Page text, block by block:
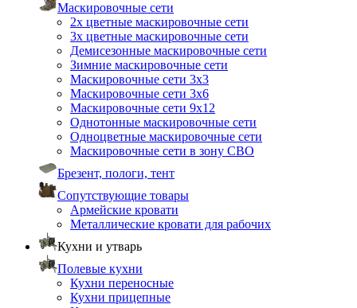
Маскировочные сети
2х цветные маскировочные сети
3х цветные маскировочные сети
Демисезонные маскировочные сети
Зимние маскировочные сети
Маскировочные сети 3х3
Маскировочные сети 3х6
Маскировочные сети 9х12
Однотонные маскировочные сети
Одноцветные маскировочные сети
Маскировочные сети в зону СВО
Брезент, пологи, тент
Сопутствующие товары
Армейские кровати
Металлические кровати для рабочих
Кухни и утварь
Полевые кухни
Кухни переносные
Кухни прицепные